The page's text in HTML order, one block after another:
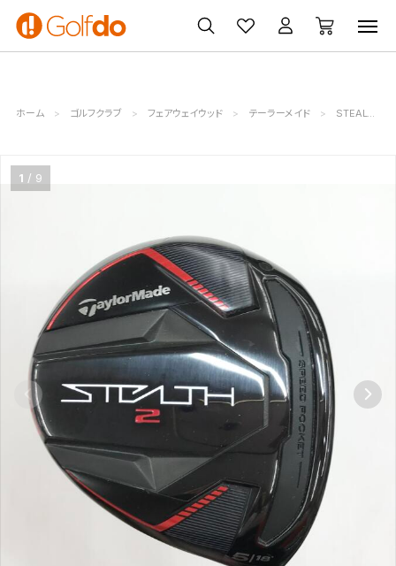
ゴルフ
クラブ
ゴルフ用品
買取
無料査定
クーポン
一覧
ホーム ゴルフクラブ フェアウェイウッド テーラーメイド STEALTH2
1 9